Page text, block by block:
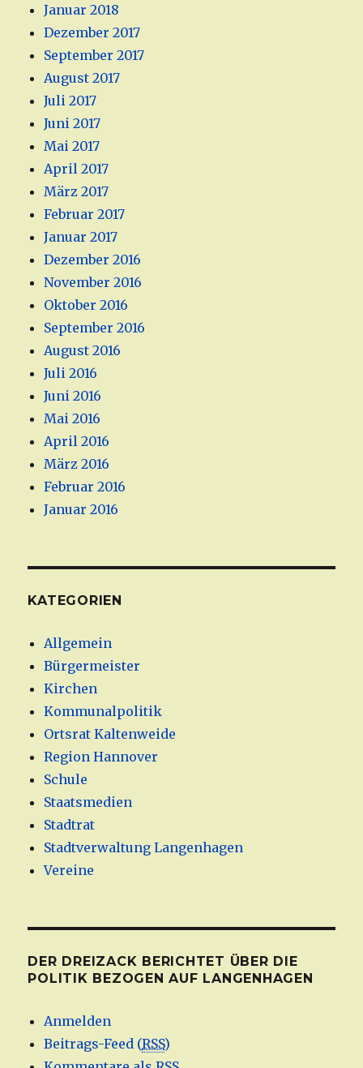
Januar 2018
Dezember 2017
September 2017
August 2017
Juli 2017
Juni 2017
Mai 2017
April 2017
März 2017
Februar 2017
Januar 2017
Dezember 2016
November 2016
Oktober 2016
September 2016
August 2016
Juli 2016
Juni 2016
Mai 2016
April 2016
März 2016
Februar 2016
Januar 2016
KATEGORIEN
Allgemein
Bürgermeister
Kirchen
Kommunalpolitik
Ortsrat Kaltenweide
Region Hannover
Schule
Staatsmedien
Stadtrat
Stadtverwaltung Langenhagen
Vereine
DER DREIZACK BERICHTET ÜBER DIE
POLITIK BEZOGEN AUF LANGENHAGEN
Anmelden
Beitrags-Feed (RSS)